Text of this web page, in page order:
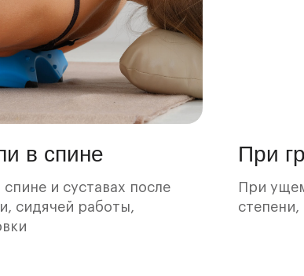
в спине
и суставах после
сидячей работы,
При
При